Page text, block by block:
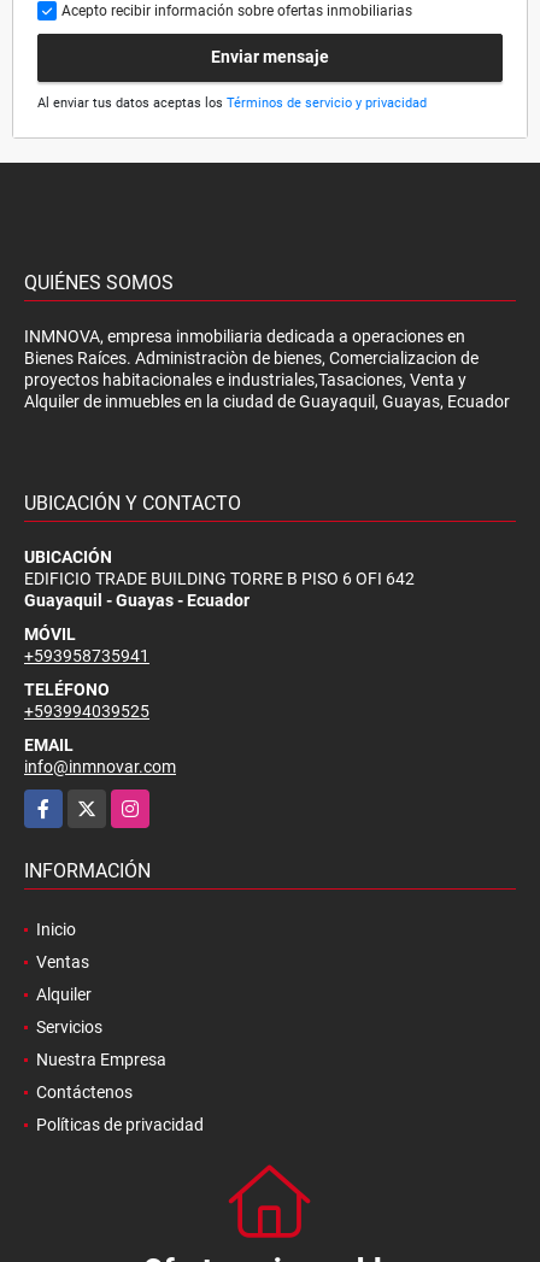
Acepto recibir información sobre ofertas inmobiliarias
Enviar mensaje
Al enviar tus datos aceptas los Términos de servicio y privacidad
QUIÉNES SOMOS
INMNOVA, empresa inmobiliaria dedicada a operaciones en
Bienes Raíces. Administraciòn de bienes, Comercializacion de
proyectos habitacionales e industriales,Tasaciones, Venta y
Alquiler de inmuebles en la ciudad de Guayaquil, Guayas, Ecuador
UBICACIÓN Y CONTACTO
UBICACIÓN
EDIFICIO TRADE BUILDING TORRE B PISO 6 OFI 642
Guayaquil - Guayas - Ecuador
MÓVIL
+593958735941
TELÉFONO
+593994039525
EMAIL
info@inmnovar.com
Facebook
Instagram
INFORMACIÓN
Inicio
Ventas
Alquiler
Servicios
Nuestra Empresa
Contáctenos
Políticas de privacidad